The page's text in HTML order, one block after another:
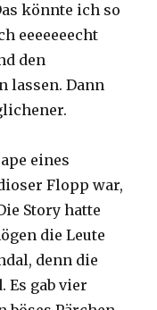
könnte ich so
eeeeeeecht
den
lassen. Dann
eines
Flopp war,
Story hatte
die Leute
denn die
Es gab vier